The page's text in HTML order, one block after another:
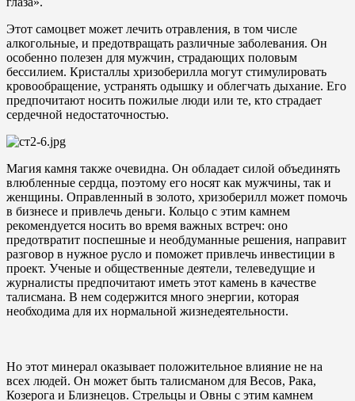
Этот самоцвет может лечить отравления, в том числе
алкогольные, и предотвращать различные заболевания. Он
особенно полезен для мужчин, страдающих половым
бессилием. Кристаллы хризоберилла могут стимулировать
кровообращение, устранять одышку и облегчать дыхание. Его
предпочитают носить пожилые люди или те, кто страдает
сердечной недостаточностью.
Магия камня также очевидна. Он обладает силой объединять
влюбленные сердца, поэтому его носят как мужчины, так и
женщины. Оправленный в золото, хризоберилл может помочь
в бизнесе и привлечь деньги. Кольцо с этим камнем
рекомендуется носить во время важных встреч: оно
предотвратит поспешные и необдуманные решения, направит
разговор в нужное русло и поможет привлечь инвестиции в
проект. Ученые и общественные деятели, телеведущие и
журналисты предпочитают иметь этот камень в качестве
талисмана. В нем содержится много энергии, которая
необходима для их нормальной жизнедеятельности.
Но этот минерал оказывает положительное влияние не на
всех людей. Он может быть талисманом для Весов, Рака,
Козерога и Близнецов. Стрельцы и Овны с этим камнем